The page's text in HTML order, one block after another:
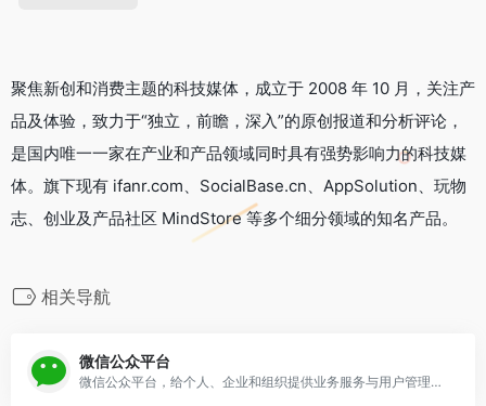
聚焦新创和消费主题的科技媒体，成立于 2008 年 10 月，关注产
品及体验，致力于“独立，前瞻，深入”的原创报道和分析评论，
是国内唯一一家在产业和产品领域同时具有强势影响力的科技媒
体。旗下现有 ifanr.com、SocialBase.cn、AppSolution、玩物
志、创业及产品社区 MindStore 等多个细分领域的知名产品。
相关导航
微信公众平台
微信公众平台，给个人、企业和组织提供业务服务与用户管理能力的全新服务平台。